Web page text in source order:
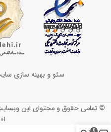
سئو و بهینه سازی
© تمامی حقوق و محتوای این وبسایت
0